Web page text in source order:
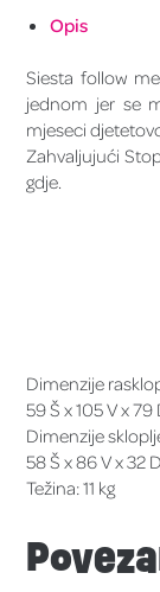
Opis
Siesta follow
jednom jer se
mjeseci
Zahvaljujući
gdje.
Dimenzije
59 Š x 105 V x 79
Dimenzije
58 Š x 86 V x 32 D
Težina: 11 kg